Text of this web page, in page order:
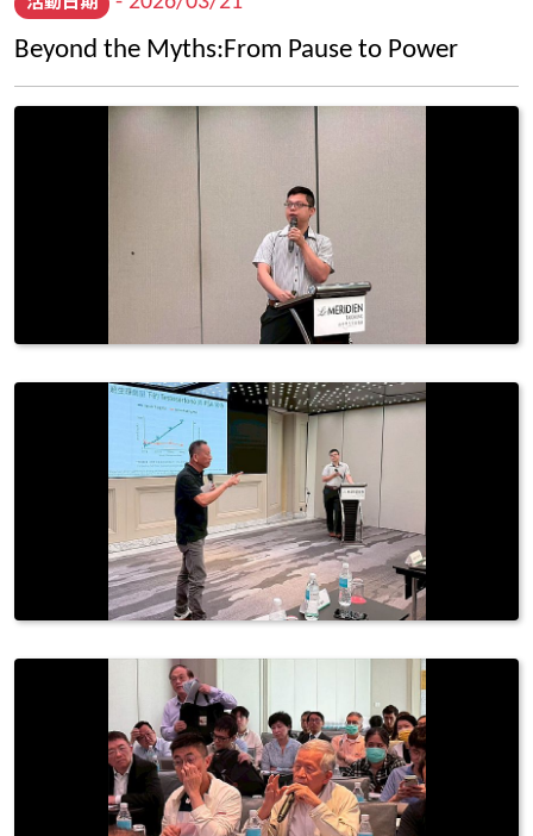
活動日期
Beyond the Myths:From Pause to Power